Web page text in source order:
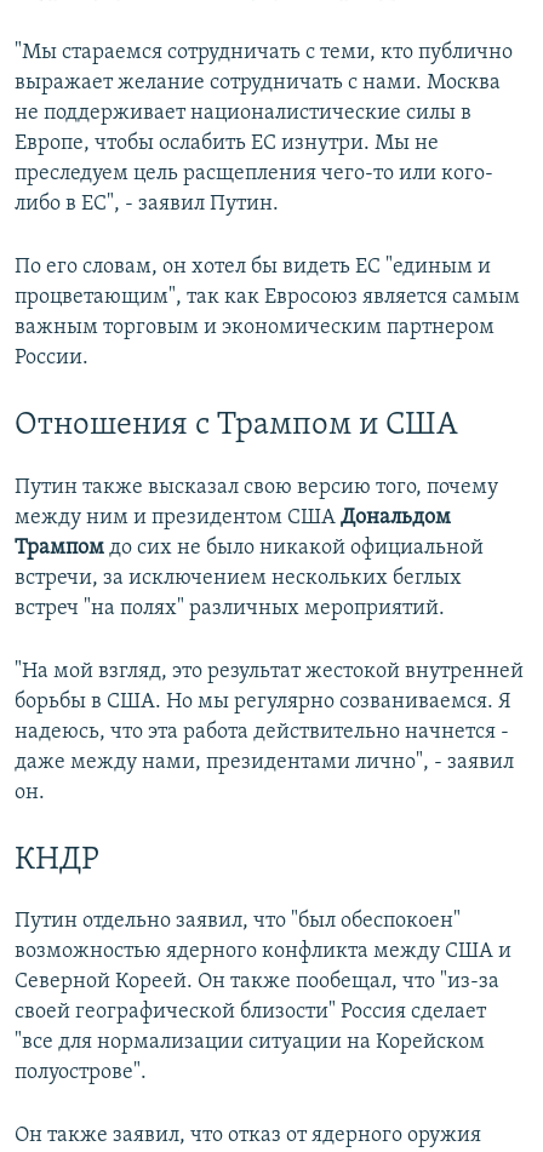
"Мы стараемся сотрудничать с теми, кто публично
выражает желание сотрудничать с нами. Москва
не поддерживает националистические силы в
Европе, чтобы ослабить ЕС изнутри. Мы не
преследуем цель расщепления чего-то или кого-
либо в ЕС", - заявил Путин.
По его словам, он хотел бы видеть ЕС "единым и
процветающим", так как Евросоюз является самым
важным торговым и экономическим партнером
России.
Отношения с Трампом и США
Путин также высказал свою версию того, почему
между ним и президентом США Дональдом
Трампом до сих не было никакой официальной
встречи, за исключением нескольких беглых
встреч "на полях" различных мероприятий.
"На мой взгляд, это результат жестокой внутренней
борьбы в США. Но мы регулярно созваниваемся. Я
надеюсь, что эта работа действительно начнется -
даже между нами, президентами лично", - заявил
он.
КНДР
Путин отдельно заявил, что "был обеспокоен"
возможностью ядерного конфликта между США и
Северной Кореей. Он также пообещал, что "из-за
своей географической близости" Россия сделает
"все для нормализации ситуации на Корейском
полуострове".
Он также заявил, что отказ от ядерного оружия